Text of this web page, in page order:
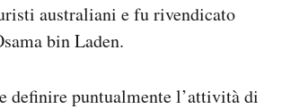
australiani e fu rivendicato
bin Laden.
definire puntualmente l’attività di